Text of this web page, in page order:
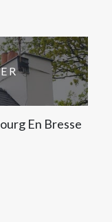
En Bresse